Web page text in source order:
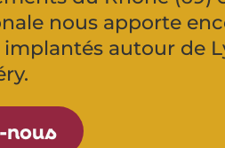
nous apporte
autour de
nous